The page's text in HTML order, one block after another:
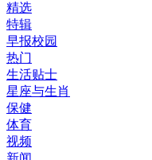
精选
特辑
早报校园
热门
生活贴士
星座与生肖
保健
体育
视频